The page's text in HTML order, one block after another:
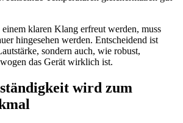
klaren Klang erfreut werden, muss
hingesehen werden. Entscheidend ist
sondern auch, wie robust,
das Gerät wirklich ist.
wird zum